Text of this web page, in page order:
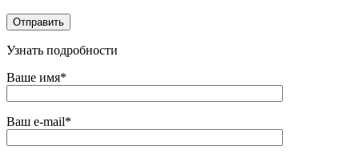
Узнать подробности
Ваше имя*
Ваш e-mail*